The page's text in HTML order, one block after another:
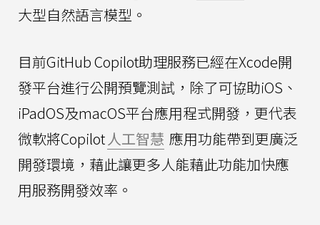
大型自然語言模型。
目前GitHub Copilot助理服務已經在Xcode開
發平台進行公開預覽測試，除了可協助iOS、
iPadOS及macOS平台應用程式開發，更代表
微軟將Copilot 人工智慧 應用功能帶到更廣泛
開發環境，藉此讓更多人能藉此功能加快應
用服務開發效率。